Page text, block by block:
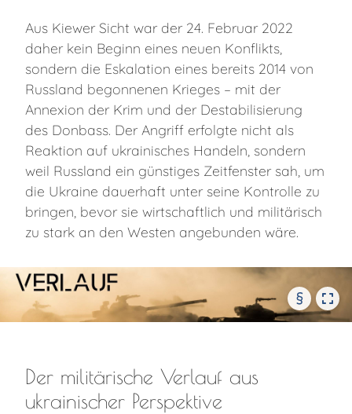
Aus Kiewer Sicht war der 24. Februar 2022
daher kein Beginn eines neuen Konflikts,
sondern die Eskalation eines bereits 2014 von
Russland begonnenen Krieges – mit der
Annexion der Krim und der Destabilisierung
des Donbass. Der Angriff erfolgte nicht als
Reaktion auf ukrainisches Handeln, sondern
weil Russland ein günstiges Zeitfenster sah, um
die Ukraine dauerhaft unter seine Kontrolle zu
bringen, bevor sie wirtschaftlich und militärisch
zu stark an den Westen angebunden wäre.
§
Der militärische Verlauf aus
ukrainischer Perspektive